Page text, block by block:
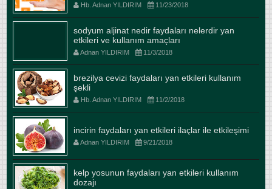
Hb. Adnan YILDIRIM 11/23/2018
sodyum aljinat nedir faydaları nelerdir yan
etkileri ve kullanım amaçları
Adnan YILDIRIM 11/3/2018
brezilya cevizi faydaları yan etkileri kullanım
şekli
Hb. Adnan YILDIRIM 11/2/2018
incirin faydaları yan etkileri ilaçlar ile etkileşimi
Adnan YILDIRIM 9/21/2018
kelp yosunun faydaları yan etkileri kullanım
dozajı